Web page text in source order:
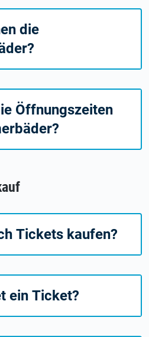
die
Öffnungszeiten
Tickets kaufen?
ein Ticket?